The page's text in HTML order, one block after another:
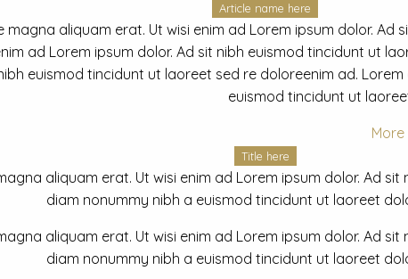
Article name here
magna aliquam erat. Ut wisi enim ad Lorem ipsum dolor.
ad Lorem ipsum dolor. Ad sit nibh euismod tincidunt ut
euismod tincidunt ut laoreet sed re doloreenim ad.
euismod tincidunt ut
More
Title here
aliquam erat. Ut wisi enim ad Lorem ipsum dolor. Ad
diam nonummy nibh a euismod tincidunt ut laoreet
aliquam erat. Ut wisi enim ad Lorem ipsum dolor. Ad
diam nonummy nibh a euismod tincidunt ut laoreet